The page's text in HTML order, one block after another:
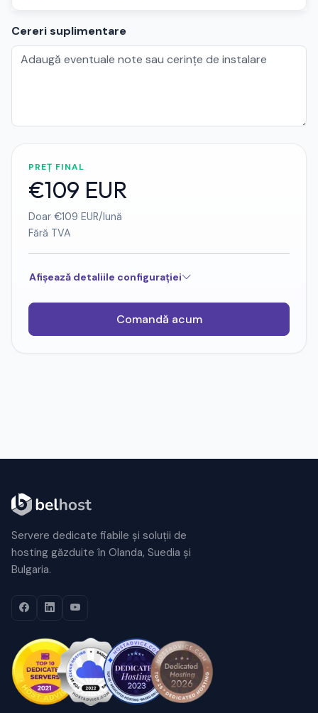
Cereri suplimentare
PREȚ FINAL
€109 EUR
Doar €109 EUR/lună
Fără TVA
Afișează detaliile configurației
Comandă acum
Servere dedicate fiabile și soluții de
hosting găzduite în Olanda, Suedia și
Bulgaria.